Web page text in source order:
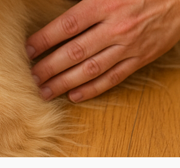
EHEYCIGA cuccia cane interno
taglia media, il letto divano
ortopedico in super offerta su
Amazon
Dreamzie coperta
impermeabile per cani 100×120
cm, copridivano double face in
sconto per chi vive con pet in
salotto